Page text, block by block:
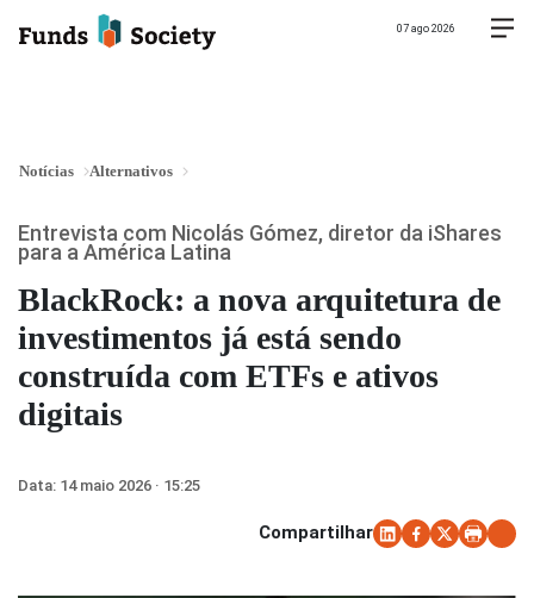
07 ago 2026
Notícias Alternativos
BlackRock: a nova arquitetura de
investimentos já está sendo
construída com ETFs e ativos
digitais
Entrevista com Nicolás Gómez, diretor da iShares
para a América Latina
Data: 14 maio 2026 · 15:25
Compartilhar